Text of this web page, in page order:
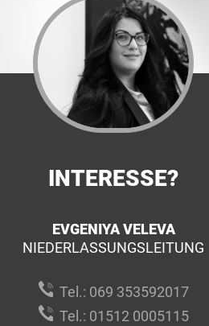
INTERESSE?
EVGENIYA VELEVA
NIEDERLASSUNGSLEITUNG
Tel.: 069 353592017
Tel.: 01512 0005115